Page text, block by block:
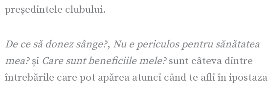
președintele clubului.
De ce să donez sânge?, Nu e periculos pentru sănătatea
mea?și Care sunt beneficiile mele?sunt câteva dintre
întrebările care pot apărea atunci când te afli în ipostaza